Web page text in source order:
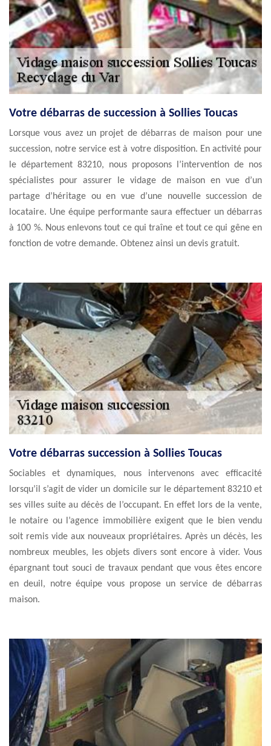
Votre débarras de succession à Sollies Toucas
Lorsque vous avez un projet de débarras de maison pour une
succession, notre service est à votre disposition. En activité pour
le département 83210, nous proposons l’intervention de nos
spécialistes pour assurer le vidage de maison en vue d’un
partage d’héritage ou en vue d’une nouvelle succession de
locataire. Une équipe performante saura effectuer un débarras
à 100 %. Nous enlevons tout ce qui traîne et tout ce qui gêne en
fonction de votre demande. Obtenez ainsi un devis gratuit.
Votre débarras succession à Sollies Toucas
Sociables et dynamiques, nous intervenons avec efficacité
lorsqu’il s’agit de vider un domicile sur le département 83210 et
ses villes suite au décès de l’occupant. En effet lors de la vente,
le notaire ou l’agence immobilière exigent que le bien vendu
soit remis vide aux nouveaux propriétaires. Après un décès, les
nombreux meubles, les objets divers sont encore à vider. Vous
épargnant tout souci de travaux pendant que vous êtes encore
en deuil, notre équipe vous propose un service de débarras
maison.